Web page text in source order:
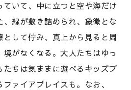
ていて、中に立つと空や海だけ
、緑が敷き詰められ、象徴とな
として佇み、真上から見ると周
境がなくなる。大人たちはゆっ
たちは気ままに遊べるキッズプ
ァイアプレイスも。なお、